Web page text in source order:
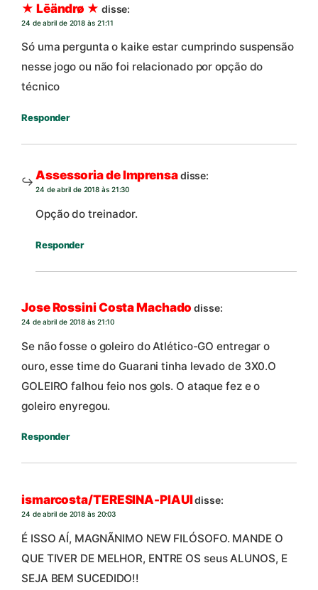
★ Lēändrø ★ disse:
24 de abril de 2018 às 21:11
Só uma pergunta o kaike estar cumprindo suspensão
nesse jogo ou não foi relacionado por opção do
técnico
Responder
Assessoria de Imprensadisse:
24 de abril de 2018 às 21:30
Opção do treinador.
Responder
Jose Rossini Costa Machado disse:
24 de abril de 2018 às 21:10
Se não fosse o goleiro do Atlético-GO entregar o
ouro, esse time do Guarani tinha levado de 3X0.O
GOLEIRO falhou feio nos gols. O ataque fez e o
goleiro enyregou.
Responder
ismarcosta/TERESINA-PIAUIdisse:
24 de abril de 2018 às 20:03
É ISSO AÍ, MAGNÃNIMO NEW FILÓSOFO. MANDE O
QUE TIVER DE MELHOR, ENTRE OS seus ALUNOS, E
SEJA BEM SUCEDIDO!!